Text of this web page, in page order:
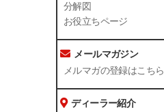
分解図
お役立ちページ
メールマガジン
メルマガの登録はこちら
ディーラー紹介